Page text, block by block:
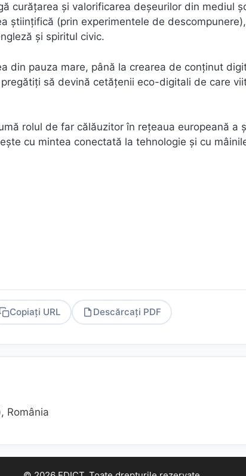
curățarea și valorificarea deșeurilor din mediul
științifică (prin experimentele de descompunere),
și spiritul civic.
din pauza mare, până la crearea de conținut
să devină cetățenii eco-digitali de care
rolul de far călăuzitor în rețeaua europeană a
cu mintea conectată la tehnologie și cu
Copiați URL Descărcați PDF
România